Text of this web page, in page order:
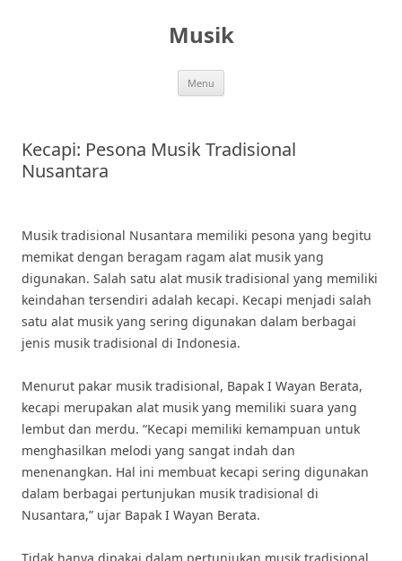
Musik
Menu
Kecapi: Pesona Musik Tradisional
Nusantara
Musik tradisional Nusantara memiliki pesona yang begitu
memikat dengan beragam ragam alat musik yang
digunakan. Salah satu alat musik tradisional yang memiliki
keindahan tersendiri adalah kecapi. Kecapi menjadi salah
satu alat musik yang sering digunakan dalam berbagai
jenis musik tradisional di Indonesia.
Menurut pakar musik tradisional, Bapak I Wayan Berata,
kecapi merupakan alat musik yang memiliki suara yang
lembut dan merdu. “Kecapi memiliki kemampuan untuk
menghasilkan melodi yang sangat indah dan
menenangkan. Hal ini membuat kecapi sering digunakan
dalam berbagai pertunjukan musik tradisional di
Nusantara,” ujar Bapak I Wayan Berata.